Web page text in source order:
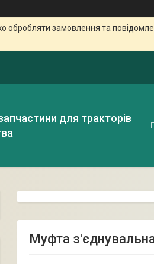
замовлення та
для тракторів
Муфта